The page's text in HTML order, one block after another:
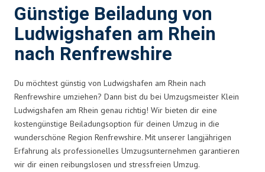
Günstige Beiladung von
Ludwigshafen am Rhein
nach Renfrewshire
Du möchtest günstig von Ludwigshafen am Rhein nach
Renfrewshire umziehen? Dann bist du bei Umzugsmeister Klein
Ludwigshafen am Rhein genau richtig! Wir bieten dir eine
kostengünstige Beiladungsoption für deinen Umzug in die
wunderschöne Region Renfrewshire. Mit unserer langjährigen
Erfahrung als professionelles Umzugsunternehmen garantieren
wir dir einen reibungslosen und stressfreien Umzug.